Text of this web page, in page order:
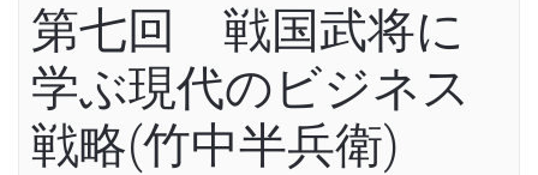
第七回 戦国武将に
学ぶ現代のビジネス
戦略(竹中半兵衛)